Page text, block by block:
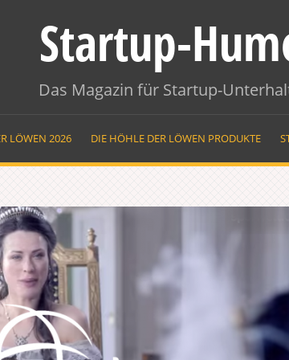
Startup-
Das Magazin für Startup-
LÖWEN 2026 DIE HÖHLE DER LÖWEN PRODUKTE